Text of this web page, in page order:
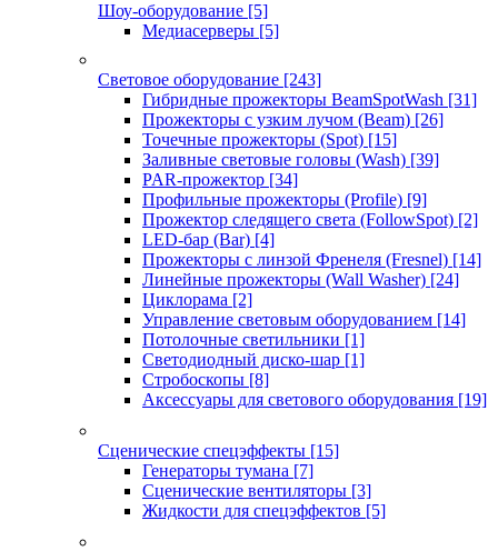
Шоу-оборудование [5]
Медиасерверы [5]
Световое оборудование [243]
Гибридные прожекторы BeamSpotWash [31]
Прожекторы с узким лучом (Beam) [26]
Точечные прожекторы (Spot) [15]
Заливные световые головы (Wash) [39]
PAR-прожектор [34]
Профильные прожекторы (Profile) [9]
Прожектор следящего света (FollowSpot) [2]
LED-бар (Bar) [4]
Прожекторы с линзой Френеля (Fresnel) [14]
Линейные прожекторы (Wall Washer) [24]
Циклорама [2]
Управление световым оборудованием [14]
Потолочные светильники [1]
Светодиодный диско-шар [1]
Стробоскопы [8]
Аксессуары для светового оборудования [19]
Сценические спецэффекты [15]
Генераторы тумана [7]
Сценические вентиляторы [3]
Жидкости для спецэффектов [5]